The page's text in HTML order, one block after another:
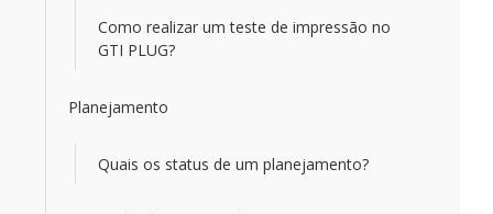
Como realizar um teste de impressão no
GTI PLUG?
Planejamento
Quais os status de um planejamento?